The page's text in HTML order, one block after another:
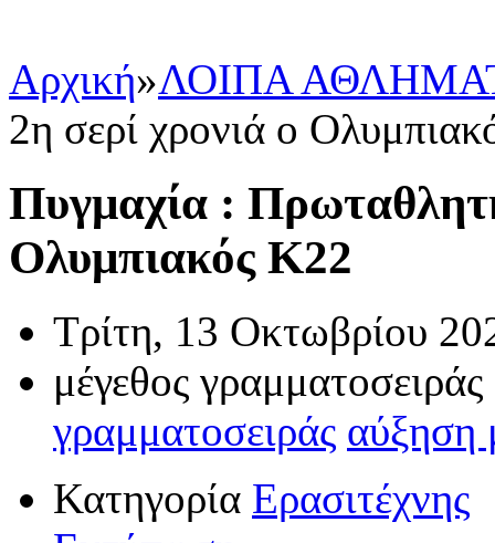
Αρχική»ΛΟΙΠΑ
2η σερί χρονιά ο
Πυγμαχία :
Ολυμπιακός Κ22
Τρίτη, 13 Οκτωβρίου
μέγεθος γραμματοσειράς
γραμματοσειράς αύξηση
Κατηγορία Ερασιτέχνης